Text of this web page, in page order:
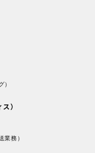
）
）
業務）